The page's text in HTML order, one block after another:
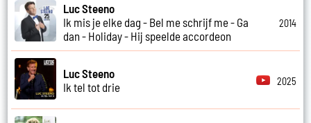
Luc Steeno
Ik mis je elke dag - Bel me schrijf me - Ga
dan - Holiday - Hij speelde accordeon
2014
Luc Steeno
Ik tel tot drie
2025